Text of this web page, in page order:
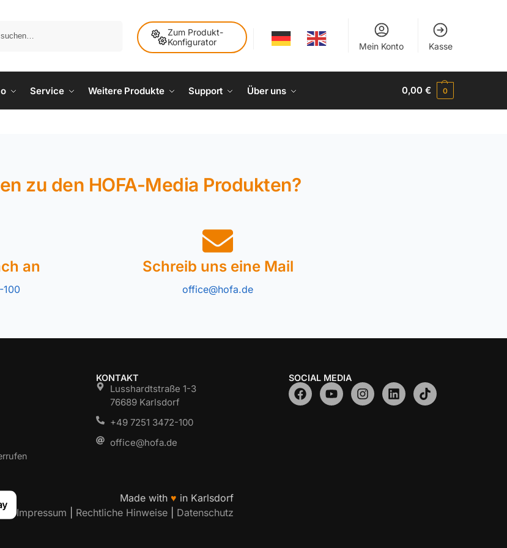
Zum Produkt-
Konfigurator
Mein Konto Kasse
Service Weitere Produkte Support Über uns 0,00€ 0
zu den HOFA-Media Produkten?
an
100
Schreib uns eine Mail
office@hofa.de
KONTAKT
Lusshardtstraße 1-3
76689 Karlsdorf
+49 7251 3472-100
office@hofa.de
SOCIAL MEDIA
Made with ♥ in Karlsdorf
Impressum
Rechtliche Hinweise Datenschutz